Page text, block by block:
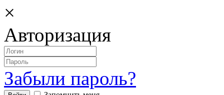
×
Авторизация
Забыли пароль?